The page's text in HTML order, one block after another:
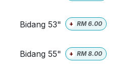
Bidang 53" + RM6.00
Bidang 55" + RM8.00